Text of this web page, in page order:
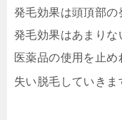
発毛効果は頭頂部
発毛効果はあまりな
医薬品の使用を止
失い脱毛していきま